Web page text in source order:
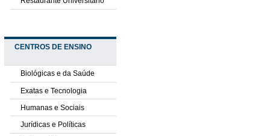
CENTROS DE ENSINO
Biológicas e da Saúde
Exatas e Tecnologia
Humanas e Sociais
Jurídicas e Políticas